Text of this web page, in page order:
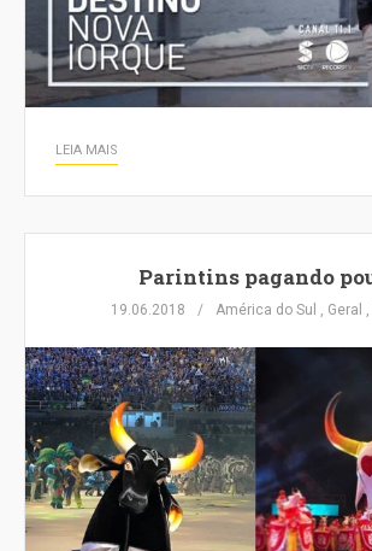
LEIA MAIS
Parintins pagando
19.06.2018 América do Sul , Geral ,